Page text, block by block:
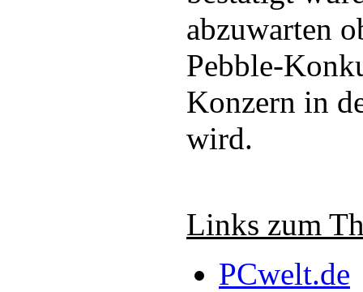
abzuwarten
Pebble-
Konzern in
wird.
Links zum
PCwelt.de